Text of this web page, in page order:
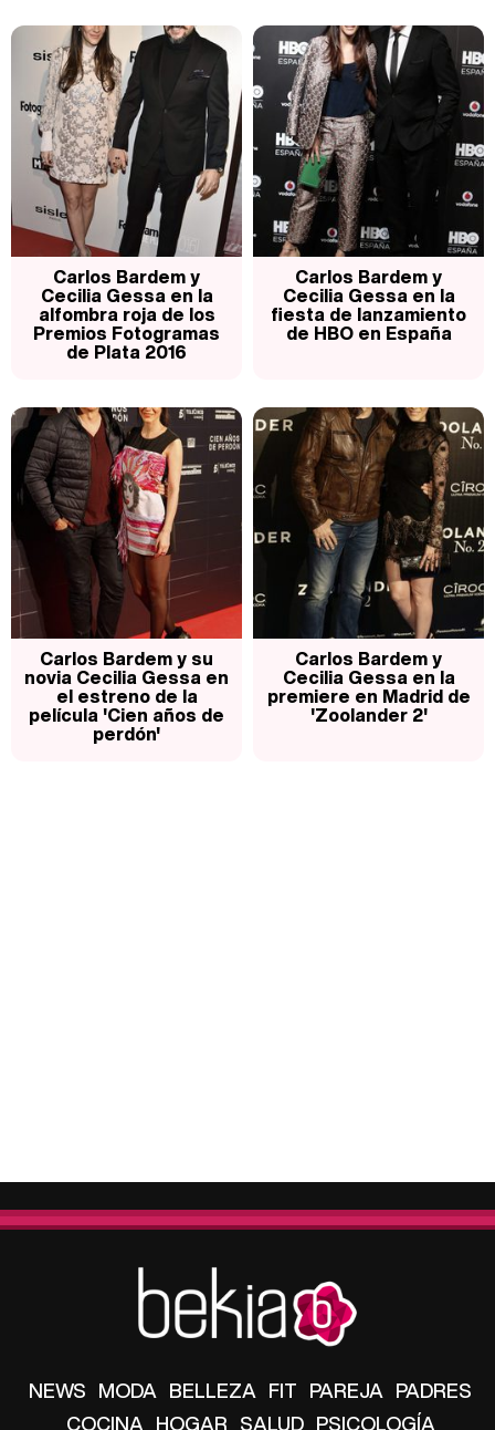
Carlos Bardem y
Cecilia Gessa en la
alfombra roja de los
Premios Fotogramas
de Plata 2016
Carlos Bardem y
Cecilia Gessa en la
fiesta de lanzamiento
de HBO en España
Carlos Bardem y su
novia Cecilia Gessa en
el estreno de la
película 'Cien años de
perdón'
Carlos Bardem y
Cecilia Gessa en la
premiere en Madrid de
'Zoolander 2'
NEWS MODA BELLEZA FIT PAREJA PADRES
COCINA HOGAR SALUD PSICOLOGÍA